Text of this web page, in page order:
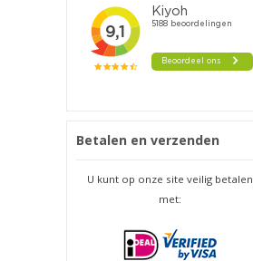
Betalen en verzenden
U kunt op onze site veilig betalen
met: